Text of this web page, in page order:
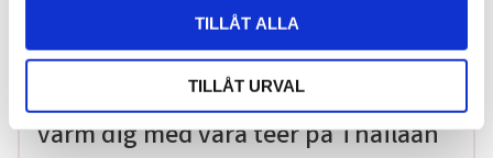
TILLÅT ALLA
TILLÅT URVAL
Förkylningssäsongen är inte över –
värm dig med våra teer på Thailaan